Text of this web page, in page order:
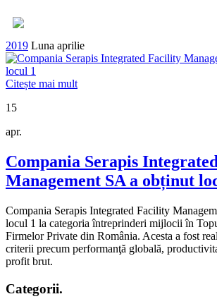
2019 Luna aprilie
Citește mai mult
15
apr.
Compania Serapis
Management SA a obținut
Compania Serapis Integrated Facility
locul 1 la categoria întreprinderi mijlocii în
Firmelor Private din România. Acesta a fost
criterii precum performanţă globală,
profit brut.
Categorii.